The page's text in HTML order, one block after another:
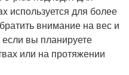
используется для более
внимание на вес и
вы планируете
или на протяжении